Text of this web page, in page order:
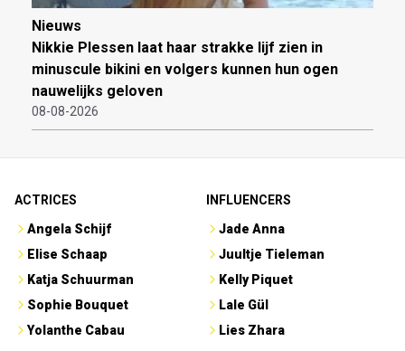
Nieuws
Nikkie Plessen laat haar strakke lijf zien in
minuscule bikini en volgers kunnen hun ogen
nauwelijks geloven
08-08-2026
ACTRICES
Angela Schijf
Elise Schaap
Katja Schuurman
Sophie Bouquet
Yolanthe Cabau
INFLUENCERS
Jade Anna
Juultje Tieleman
Kelly Piquet
Lale Gül
Lies Zhara